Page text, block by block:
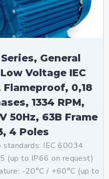
General
Voltage IEC
Flameproof, 0,18
1334 RPM,
50Hz, 63B Frame
4 Poles
standards: IEC 60034
(up to IP66 on request)
-20°C / +60°C (up to